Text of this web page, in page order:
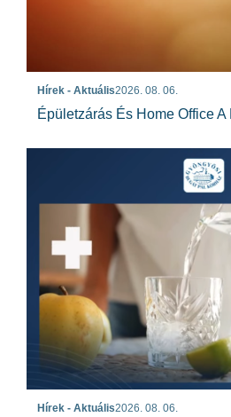
Hírek - Aktuális2026. 08. 06.
Épületzárás És Home Office A
Hírek - Aktuális2026. 08. 06.